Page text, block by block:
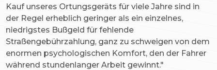
Kauf unseres Ortungsgeräts für viele Jahre sind in
der Regel erheblich geringer als ein einzelnes,
niedrigstes Bußgeld für fehlende
Straßengebührzahlung, ganz zu schweigen von dem
enormen psychologischen Komfort, den der Fahrer
während stundenlanger Arbeit gewinnt."